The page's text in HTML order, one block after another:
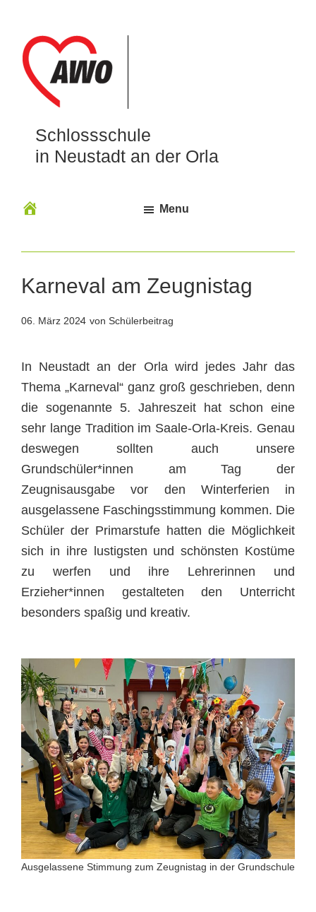
Schlossschule
in Neustadt an der Orla
Menu
Karneval am Zeugnistag
06. März 2024 von Schülerbeitrag
In Neustadt an der Orla wird jedes Jahr das
Thema „Karneval“ ganz groß geschrieben, denn
die sogenannte 5. Jahreszeit hat schon eine
sehr lange Tradition im Saale-Orla-Kreis. Genau
deswegen sollten auch unsere
Grundschüler*innen am Tag der
Zeugnisausgabe vor den Winterferien in
ausgelassene Faschingsstimmung kommen. Die
Schüler der Primarstufe hatten die Möglichkeit
sich in ihre lustigsten und schönsten Kostüme
zu werfen und ihre Lehrerinnen und
Erzieher*innen gestalteten den Unterricht
besonders spaßig und kreativ.
Ausgelassene Stimmung zum Zeugnistag in der Grundschule